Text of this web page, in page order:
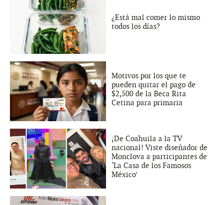
¿Está mal comer lo mismo
todos los días?
Motivos por los que te
pueden quitar el pago de
$2,500 de la Beca Rita
Cetina para primaria
¡De Coahuila a la TV
nacional! Viste diseñador de
Monclova a participantes de
‘La Casa de los Famosos
México’